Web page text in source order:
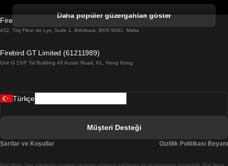
Barselona Sevilla Treni
Belfast Dublin Treni
Daha popüler güzergahları göster
Firebird GT Limited (OC 1451)
432, Triq Fleur de Lys, Suite 1, Birkirkara, BKR 9061, Malta
Firebird GT Limited (61211989)
Unit G 15/F Tal Building 49 Austin Road, KL, Hong Kong
Rail Ninja, tren biletlerini çevrimiçi rezerve etmenizi sağlayan bir rezervasyon hizmetidir. Rail Ninja
Türkçe
Müşteri Desteği
Şartlar ve Koşullar Gizlilik Politikası Beyanı